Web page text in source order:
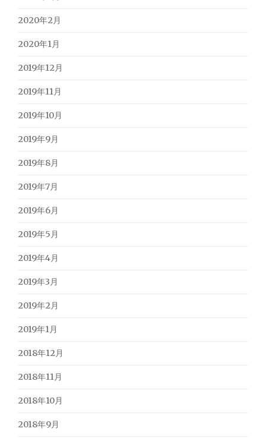
2020年2月
2020年1月
2019年12月
2019年11月
2019年10月
2019年9月
2019年8月
2019年7月
2019年6月
2019年5月
2019年4月
2019年3月
2019年2月
2019年1月
2018年12月
2018年11月
2018年10月
2018年9月